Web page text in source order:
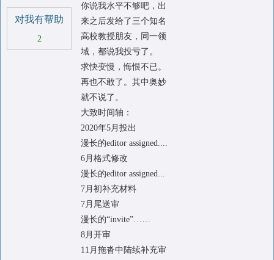
对我有帮助
2
你说我水平不够吧，出
来之后发给了三个知名
高校教授朋友，同一领
域，都说我投亏了。
求快变慢，悔恨不已。
再也不敢了。其中奥妙
就不说了。
大致时间轴：
2020年5月投出
漫长的editor assigned....
6月格式修改
漫长的editor assigned...
7月初补充材料
7月尾送审
漫长的“invite”……
8月开审
11月拖沓中陆续补充审